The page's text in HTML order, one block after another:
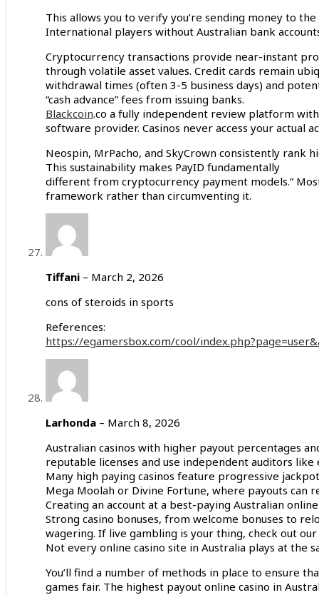
This allows you to verify you’re sending money to
International players without Australian bank
Cryptocurrency transactions provide near-instant
through volatile asset values. Credit cards remain
withdrawal times (often 3-5 business days) and
“cash advance” fees from issuing banks.
Blackcoin.co a fully independent review platform
software provider. Casinos never access your actual
Neospin, MrPacho, and SkyCrown consistently rank
This sustainability makes PayID fundamentally
different from cryptocurrency payment models.”
framework rather than circumventing it.
Tiffani – March 2, 2026
cons of steroids in sports
References:
https://egamersbox.com/cool/
Larhonda – March 8, 2026
Australian casinos with higher payout percentages
reputable licenses and use independent auditors like
Many high paying casinos feature progressive
Mega Moolah or Divine Fortune, where payouts can
Creating an account at a best-paying Australian
Strong casino bonuses, from welcome bonuses to
wagering. If live gambling is your thing, check out
Not every online casino site in Australia plays at the
You’ll find a number of methods in place to ensure
games fair. The highest payout online casino in